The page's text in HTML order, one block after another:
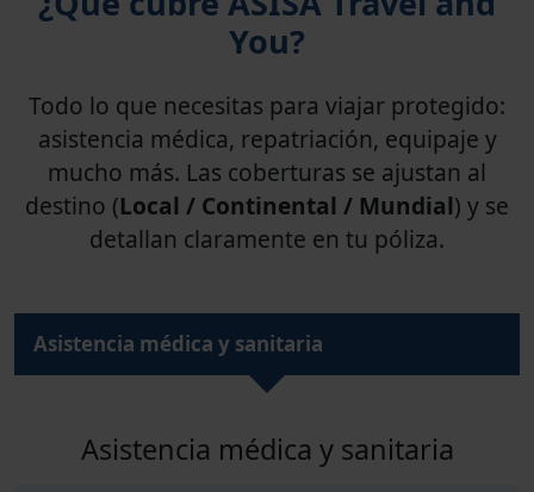
You?
Todo lo que necesitas para viajar protegido:
asistencia médica, repatriación, equipaje y
mucho más. Las coberturas se ajustan al
destino (Local / Continental / Mundial) y se
detallan claramente en tu póliza.
Asistencia médica y sanitaria
Asistencia médica y sanitaria